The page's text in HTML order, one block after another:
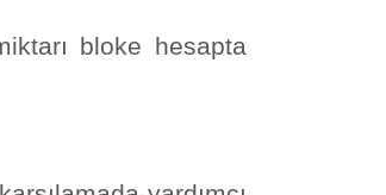
bloke hesapta